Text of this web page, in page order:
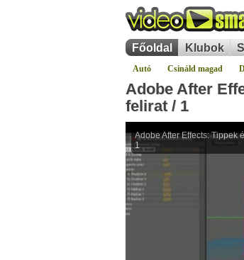
Főoldal Klubok
Autó Csináld magad
Adobe After
felirat / 1